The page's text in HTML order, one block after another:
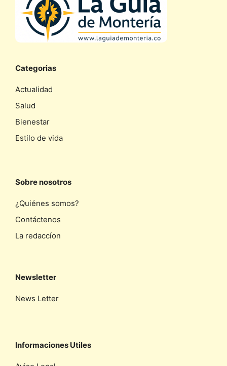
Categorias
Actualidad
Salud
Bienestar
Estilo de vida
Sobre nosotros
¿Quiénes somos?
Contáctenos
La redaccíon
Newsletter
News Letter
Informaciones Utiles